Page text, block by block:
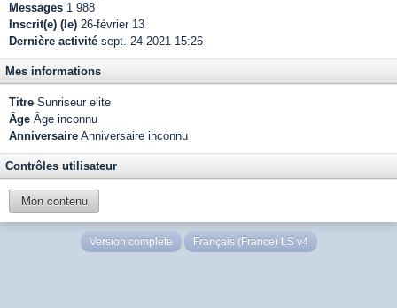
Messages 1 988
Inscrit(e) (le) 26-février 13
Dernière activité sept. 24 2021 15:26
Mes informations
Titre Sunriseur elite
Âge Âge inconnu
Anniversaire Anniversaire inconnu
Contrôles utilisateur
Mon contenu
Version complète Français (France) LS v4